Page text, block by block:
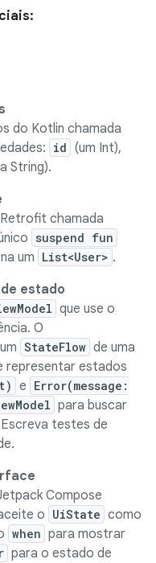
do Kotlin chamada
id (um Int),
String).
chamada
suspend fun
um List<User> .
estado
que use o
O
StateFlow de uma
representar estados
) e Error(message:
para buscar
testes de
Compose
o UiState como
when para mostrar
para o estado de